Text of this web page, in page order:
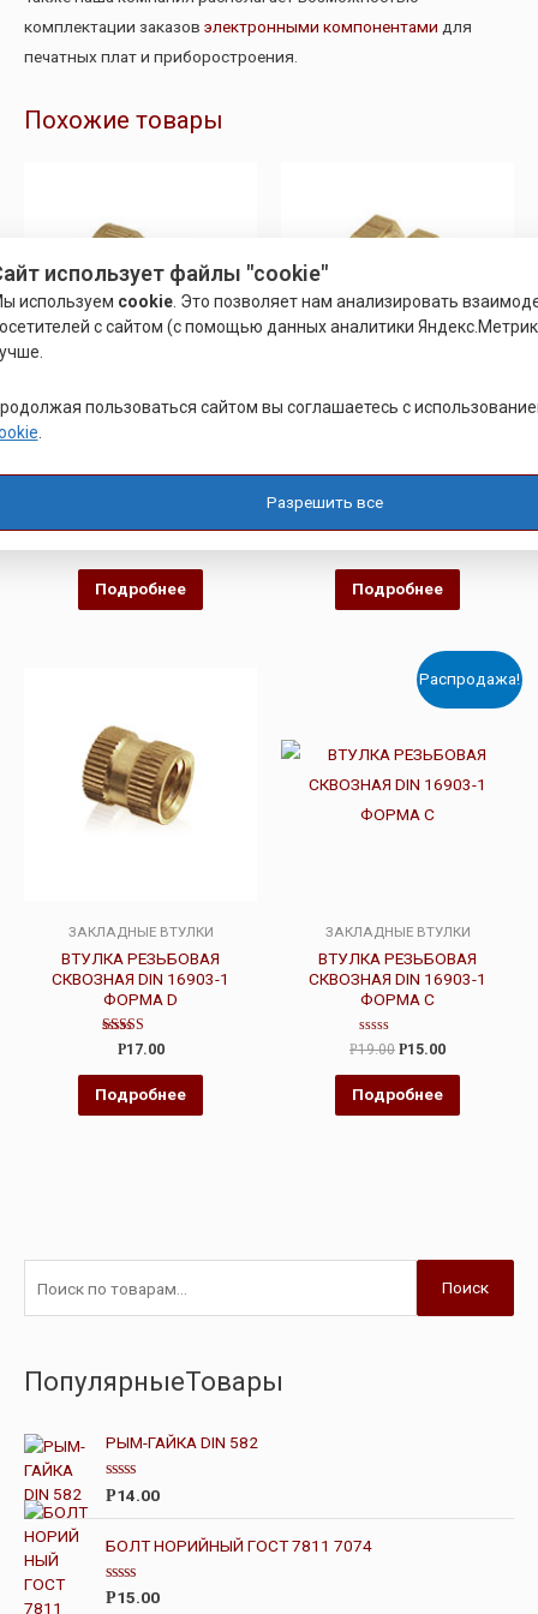
комплектации заказов электронными компонентами для
печатных плат и приборостроения.
Похожие товары
STN26 АНАЛОГ (DIN 16903-2)
0
из
5
Подробнее
ЗАКЛАДНАЯ
0
из
5
Подробнее
ЗАКЛАДНЫЕ ВТУЛКИ
ВТУЛКА РЕЗЬБОВАЯ
СКВОЗНАЯ DIN 16903-1
ФОРМА D
Оценка
4.00
из 5
Р17.00
Подробнее
Распродажа!
ЗАКЛАДНЫЕ ВТУЛКИ
ВТУЛКА РЕЗЬБОВАЯ
СКВОЗНАЯ DIN 16903-1
ФОРМА С
Оценка
0
из
5
Р19.00 Р15.00
Подробнее
Поиск
ПопулярныеТовары
РЫМ-ГАЙКА DIN 582
О
е
н
к
а
и
Р14.00
БОЛТ НОРИЙНЫЙ ГОСТ 7811 7074
О
Р15.00
использует файлы "cookie"
используем cookie. Это позволяет нам анализировать
с сайтом (с помощью данных аналитики
пользоваться сайтом вы соглашаетесь с
Разрешить все